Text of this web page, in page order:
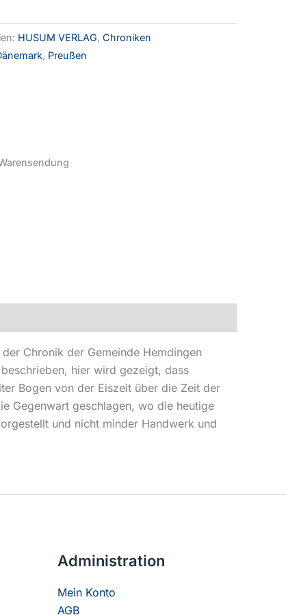
HUSUM VERLAG, Chroniken
, Preußen
Chronik der Gemeinde Hemdingen
hier wird gezeigt, dass
Bogen von der Eiszeit über die Zeit der
Gegenwart geschlagen, wo die heutige
und nicht minder Handwerk und
Administration
Mein Konto
AGB